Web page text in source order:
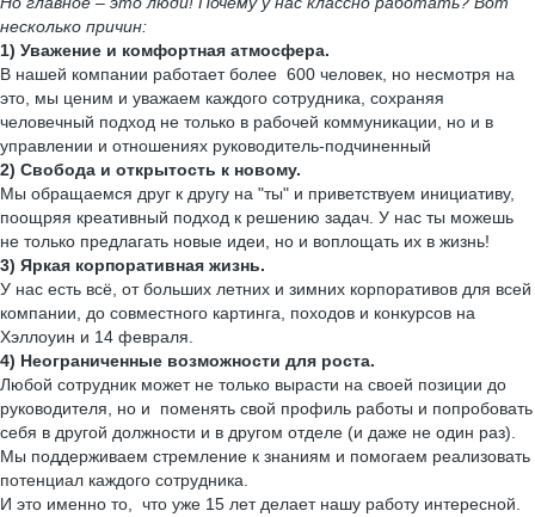
несколько причин:
1) Уважение и комфортная атмосфера.
В нашей компании работает более 600 человек, но несмотря на
это, мы ценим и уважаем каждого сотрудника, сохраняя
человечный подход не только в рабочей коммуникации, но и в
управлении и отношениях руководитель-подчиненный
2) Свобода и открытость к новому.
Мы обращаемся друг к другу на "ты" и приветствуем инициативу,
поощряя креативный подход к решению задач. У нас ты можешь
не только предлагать новые идеи, но и воплощать их в жизнь!
3) Яркая корпоративная жизнь.
У нас есть всё, от больших летних и зимних корпоративов для всей
компании, до совместного картинга, походов и конкурсов на
Хэллоуин и 14 февраля.
4) Неограниченные возможности для роста.
Любой сотрудник может не только вырасти на своей позиции до
руководителя, но и поменять свой профиль работы и попробовать
себя в другой должности и в другом отделе (и даже не один раз).
Мы поддерживаем стремление к знаниям и помогаем реализовать
потенциал каждого сотрудника.
И это именно то, что уже 15 лет делает нашу работу интересной.